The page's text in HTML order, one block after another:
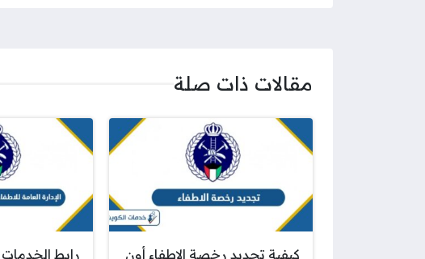
مقالات ذات صلة
كيفية تجديد رخصة الاطفاء أون رابط الخدمات